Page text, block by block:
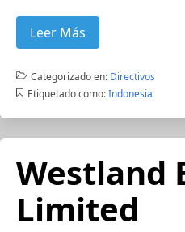
Leer Más
Categorizado en: Directivos
Etiquetado como: Indonesia
Westland
Limited